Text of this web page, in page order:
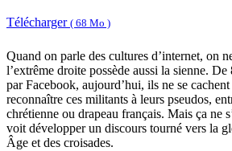
Télécharger ( 68 Mo )
Quand on parle des cultures d’internet, on
l’extrême droite possède aussi la sienne.
par Facebook, aujourd’hui, ils ne se
reconnaître ces militants à leurs pseudos,
chrétienne ou drapeau français. Mais ça ne
voit développer un discours tourné vers la
Âge et des croisades.